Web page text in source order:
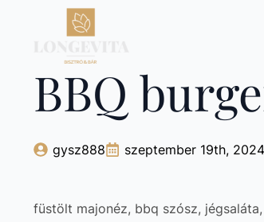
BBQ
gysz888 szeptember 19th, 2024
füstölt majonéz, bbq szósz,